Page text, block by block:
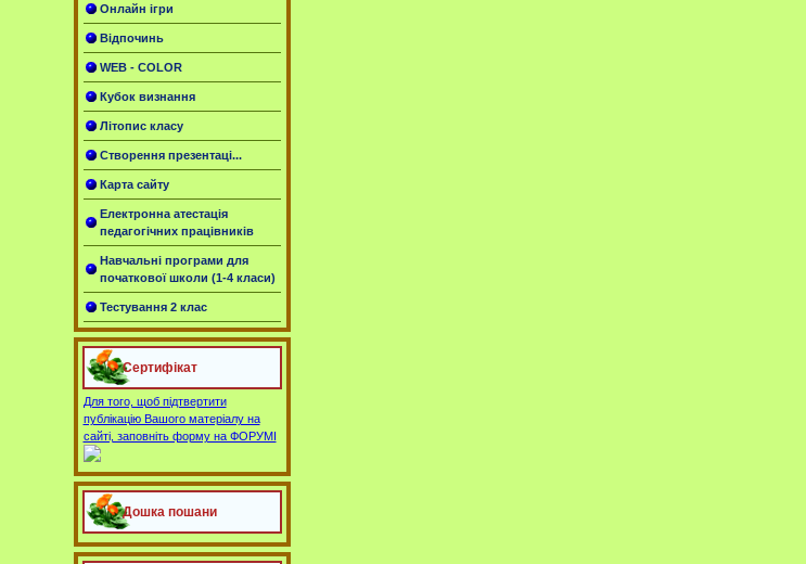
Онлайн ігри
Відпочинь
WEB - COLOR
Кубок визнання
Літопис класу
Створення презентаці...
Карта сайту
Електронна атестація
педагогічних працівників
Навчальні програми для
початкової школи (1-4 класи)
Тестування 2 клас
Сертифікат
Для того, щоб підтвертити
публікацію Вашого матеріалу на
сайті, заповніть форму на ФОРУМІ
Дошка пошани